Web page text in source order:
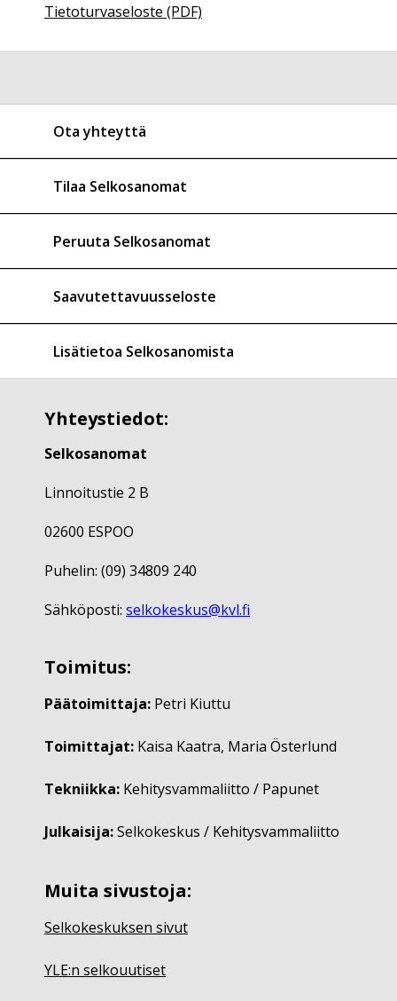
Tietoturvaseloste (PDF)
Ota yhteyttä
Tilaa Selkosanomat
Peruuta Selkosanomat
Saavutettavuusseloste
Lisätietoa Selkosanomista
Yhteystiedot:
Selkosanomat
Linnoitustie 2 B
02600 ESPOO
Puhelin: (09) 34809 240
Sähköposti: selkokeskus@kvl.fi
Toimitus:
Päätoimittaja: Petri Kiuttu
Toimittajat: Kaisa Kaatra, Maria Österlund
Tekniikka: Kehitysvammaliitto / Papunet
Julkaisija:Selkokeskus / Kehitysvammaliitto
Muita sivustoja:
Selkokeskuksen sivut
YLE:n selkouutiset